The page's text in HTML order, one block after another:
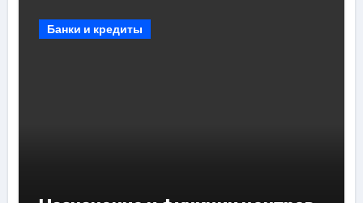
Банки и кредиты